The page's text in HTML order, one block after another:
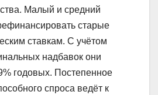
Малый и средний
старые
ставкам. С учётом
надбавок они
годовых. Постепенное
спроса ведёт к